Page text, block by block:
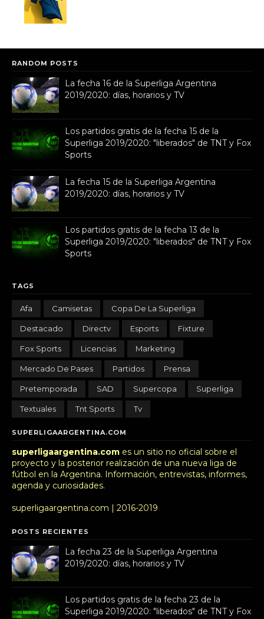
RANDOM POSTS
La fecha 16 de la Superliga Argentina
2019/2020: días, horarios y TV
Los partidos gratis de la fecha 15 de la
Superliga 2019/2020: "liberados" de TNT y Fox
Sports
La fecha 15 de la Superliga Argentina
2019/2020: días, horarios y TV
Los partidos gratis de la fecha 13 de la
Superliga 2019/2020: "liberados" de TNT y Fox
Sports
TAGS
Afa Camisetas Copa De La Superliga
Destacado Directv Esports Fixture
Fox Sports Licencias Marketing
Mercado De Pases Partidos Prensa
Pretemporada SAD Supercopa Superliga
Textuales Tnt Sports Tv
SUPERLIGAARGENTINA.COM
superligaargentina.com es un sitio no oficial sobre el
proyecto y la posterior realización de una nueva liga de
fútbol en la Argentina. Información, entrevistas, informes,
agenda y curiosidades.
superligaargentina.com | 2016-2019
POSTS RECIENTES
La fecha 23 de la Superliga Argentina
2019/2020: días, horarios y TV
Los partidos gratis de la fecha 23 de la
Superliga 2019/2020: "liberados" de TNT y Fox